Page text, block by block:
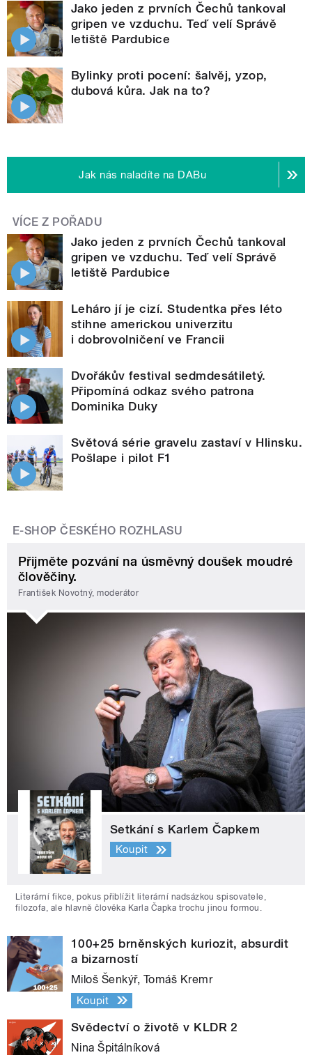
Jako jeden z prvních Čechů tankoval
gripen ve vzduchu. Teď velí Správě
letiště Pardubice
Bylinky proti pocení: šalvěj, yzop,
dubová kůra. Jak na to?
Jak nás naladíte na DABu
VÍCE Z POŘADU
Jako jeden z prvních Čechů tankoval
gripen ve vzduchu. Teď velí Správě
letiště Pardubice
Leháro jí je cizí. Studentka přes léto
stihne americkou univerzitu
i dobrovolničení ve Francii
Dvořákův festival sedmdesátiletý.
Připomíná odkaz svého patrona
Dominika Duky
Světová série gravelu zastaví v Hlinsku.
Pošlape i pilot F1
E-SHOP ČESKÉHO ROZHLASU
Přijměte pozvání na úsměvný doušek moudré
člověčiny.
František Novotný, moderátor
Setkání s Karlem Čapkem
Koupit
Literární fikce, pokus přiblížit literární nadsázkou spisovatele,
filozofa, ale hlavně člověka Karla Čapka trochu jinou formou.
100+25 brněnských kuriozit, absurdit
a bizarností
Miloš Šenkýř, Tomáš Kremr
Koupit
Svědectví o životě v KLDR 2
Nina Špitálníková